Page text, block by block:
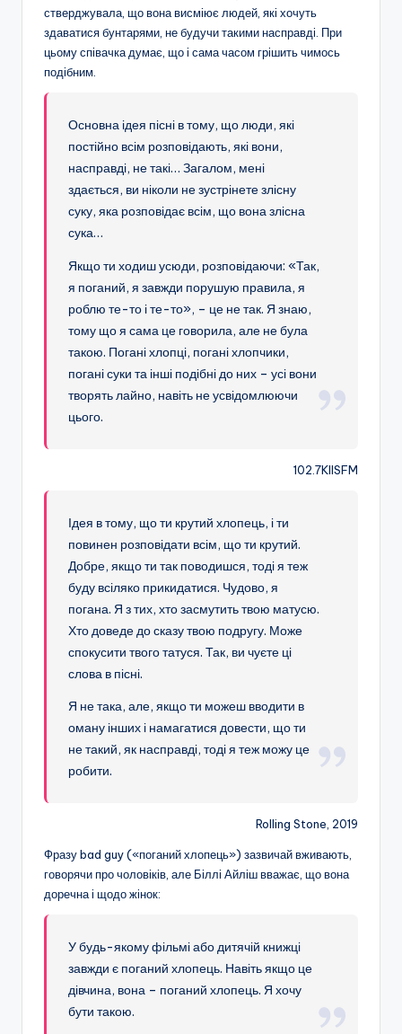
стверджувала, що вона висміює людей, які хочуть
здаватися бунтарями, не будучи такими насправді. При
цьому співачка думає, що і сама часом грішить чимось
подібним.
Основна ідея пісні в тому, що люди, які
постійно всім розповідають, які вони,
насправді, не такі… Загалом, мені
здається, ви ніколи не зустрінете злісну
суку, яка розповідає всім, що вона злісна
сука…
Якщо ти ходиш усюди, розповідаючи: «Так,
я поганий, я завжди порушую правила, я
роблю те-то і те-то», – це не так. Я знаю,
тому що я сама це говорила, але не була
такою. Погані хлопці, погані хлопчики,
погані суки та інші подібні до них – усі вони
творять лайно, навіть не усвідомлюючи
цього.
102.7KIISFM
Ідея в тому, що ти крутий хлопець, і ти
повинен розповідати всім, що ти крутий.
Добре, якщо ти так поводишся, тоді я теж
буду всіляко прикидатися. Чудово, я
погана. Я з тих, хто засмутить твою матусю.
Хто доведе до сказу твою подругу. Може
спокусити твого татуся. Так, ви чуєте ці
слова в пісні.
Я не така, але, якщо ти можеш вводити в
оману інших і намагатися довести, що ти
не такий, як насправді, тоді я теж можу це
робити.
Rolling Stone, 2019
Фразу bad guy («поганий хлопець») зазвичай вживають,
говорячи про чоловіків, але Біллі Айліш вважає, що вона
доречна і щодо жінок:
У будь-якому фільмі або дитячій книжці
завжди є поганий хлопець. Навіть якщо це
дівчина, вона – поганий хлопець. Я хочу
бути такою.